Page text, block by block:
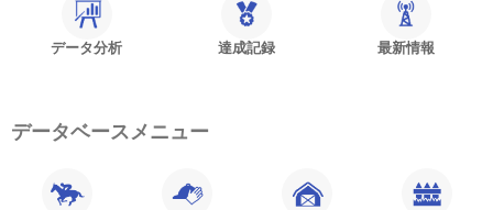
データ分析 達成記録 最新情報
データベースメニュー